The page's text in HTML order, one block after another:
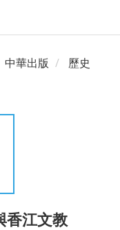
中華出版 歷史
香江文教